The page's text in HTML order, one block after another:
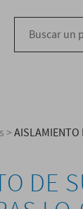
>AISLAMIENTO
DE